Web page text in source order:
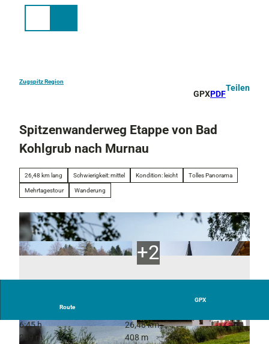
Zugspitz Region
GPXPDF
Teilen
Spitzenwanderweg Etappe von Bad
Kohlgrub nach Murnau
26,48 km lang Schwierigkeit: mittel Kondition: leicht Tolles Panorama
Mehrtagestour Wanderung
© mlaessig, Outdooractive Redaktion © Erika Spengler, Zugspitz Region
Route
GPX
6:45 h
26,48 km
239 m
408 m